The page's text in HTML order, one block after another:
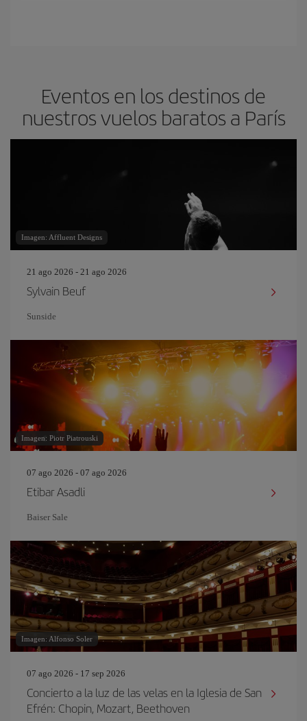
Eventos en los destinos de
nuestros vuelos baratos a París
Imagen: Affluent Designs
21 ago 2026 - 21 ago 2026
Sylvain Beuf
Sunside
Imagen: Piotr Piatrouski
07 ago 2026 - 07 ago 2026
Etibar Asadli
Baiser Sale
Imagen: Alfonso Soler
07 ago 2026 - 17 sep 2026
Concierto a la luz de las velas en la Iglesia de San
Efrén: Chopin, Mozart, Beethoven